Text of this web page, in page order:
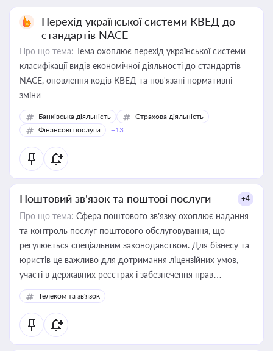
Перехід української системи КВЕД до
стандартів NACE
Про що тема: Тема охоплює перехід української системи
класифікації видів економічної діяльності до стандартів
NACE, оновлення кодів КВЕД та пов'язані нормативні
зміни
Банківська діяльність
Страхова діяльність
Фінансові послуги
+13
Поштовий зв’язок та поштові послуги +4
Про що тема: Сфера поштового зв’язку охоплює надання
та контроль послуг поштового обслуговування, що
регулюється спеціальним законодавством. Для бізнесу та
юристів це важливо для дотримання ліцензійних умов,
участі в державних реєстрах і забезпечення прав
споживачів.
Телеком та зв'язок